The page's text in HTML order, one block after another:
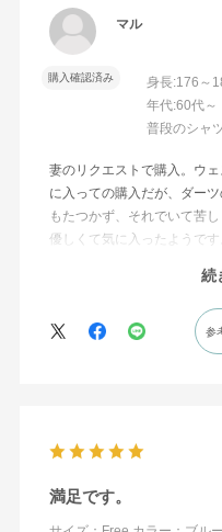
マル
購入確認済み 身長:176～
年代:60代～
普段のシャ
妻のリクエストで購入。ウ
に入っての購入だが、ダー
もたつかず、それでいて苦
優しくて気に入ったようで
ンチ、５０キロなので決し
っと細い人が多いですから
カーディガンなどを羽織る
けに着て行きたいとお気に
続
参
満足です。